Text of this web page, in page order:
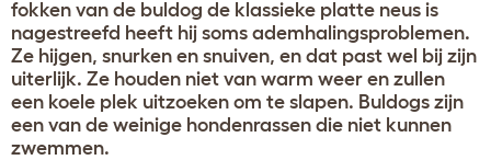
fokken van de buldog de klassieke platte neus is
nagestreefd heeft hij soms ademhalingsproblemen.
Ze hijgen, snurken en snuiven, en dat past wel bij zijn
uiterlijk. Ze houden niet van warm weer en zullen
een koele plek uitzoeken om te slapen. Buldogs zijn
een van de weinige hondenrassen die niet kunnen
zwemmen.